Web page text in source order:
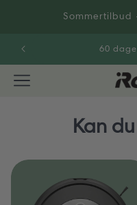
Sommertilbud
60
Kan